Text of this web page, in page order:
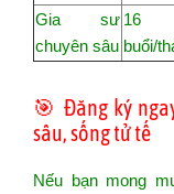
Gia sư
chuyên sâu
16
buổi/
🎯 Đăng ký
sâu, sống tử tế
Nếu bạn mong